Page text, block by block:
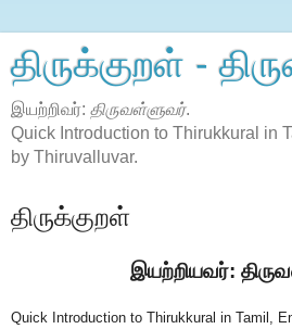
திருக்குறள் -
இயற்றிவர்: திருவள்ளுவர்.
Quick Introduction to Thirukkural in
by Thiruvalluvar.
திருக்குறள்
இயற்றியவர்:
Quick Introduction to Thirukkural in Tamil,